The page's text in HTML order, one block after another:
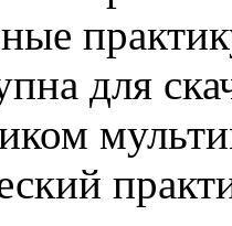
для